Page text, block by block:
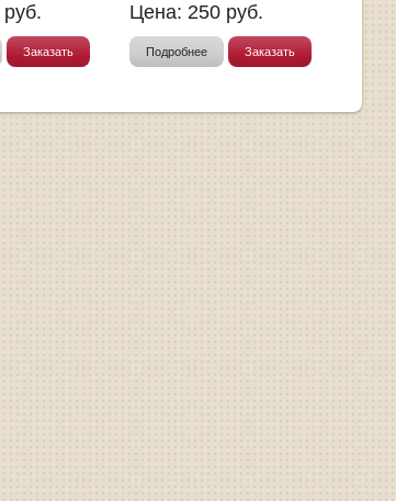
руб.
Заказать
Цена: 250 руб.
Подробнее Заказать